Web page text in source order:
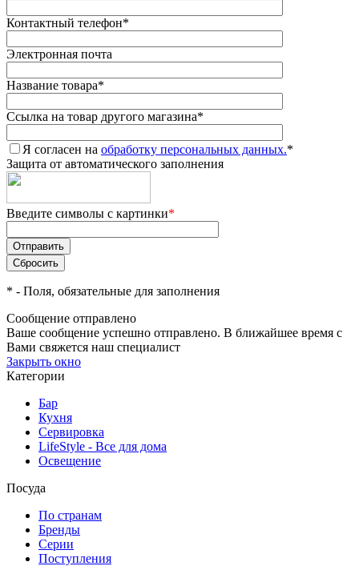
Контактный телефон*
Электронная почта
Название товара*
Ссылка на товар другого магазина*
Я согласен на обработку персональных данных.*
Защита от автоматического заполнения
Введите символы с картинки*
* - Поля, обязательные для заполнения
Сообщение отправлено
Ваше сообщение успешно отправлено. В ближайшее время с
Вами свяжется наш специалист
Закрыть окно
Категории
Бар
Кухня
Сервировка
LifeStyle - Все для дома
Освещение
Посуда
По странам
Бренды
Серии
Поступления